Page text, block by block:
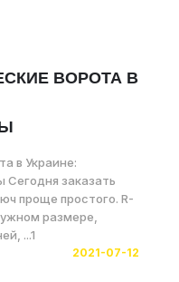
ВОРОТА В
в Украине:
заказать
проще простого. R-
размере,
...1
2021-07-12